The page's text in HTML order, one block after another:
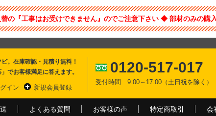
の『工事はお受けできません』のでご注意下さい ◆ 部材のみの購
。在庫確認・見積り無料！
でお客様満足に答えます。
イン 新規会員登録
0120-517-017
受付時間 9:00～17:00（土日祝を除く）
よくある質問 お客様の声 特定商取引 会